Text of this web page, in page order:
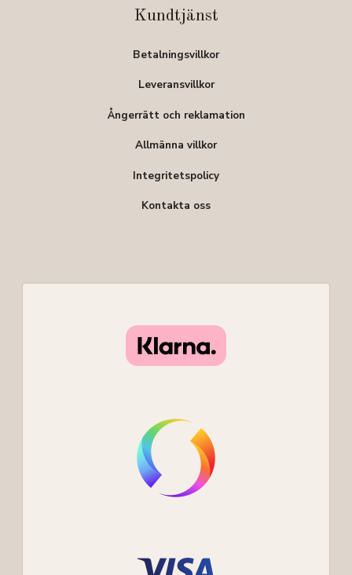
Kundtjänst
Betalningsvillkor
Leveransvillkor
Ångerrätt och reklamation
Allmänna villkor
Integritetspolicy
Kontakta oss